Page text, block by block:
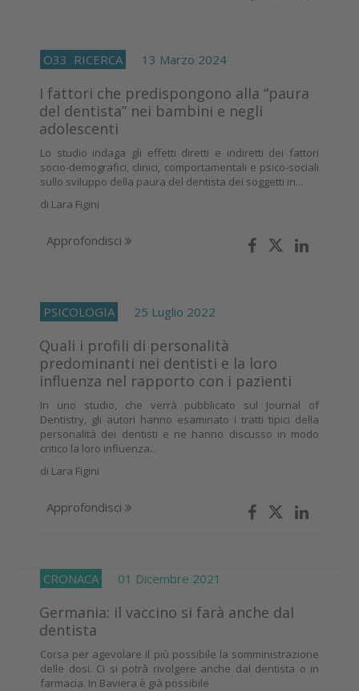
O33 RICERCA 13 Marzo 2024
I fattori che predispongono alla “paura
del dentista” nei bambini e negli
adolescenti
Lo studio indaga gli effetti diretti e indiretti dei fattori
socio-demografici, clinici, comportamentali e psico-sociali
sullo sviluppo della paura del dentista dei soggetti in...
di Lara Figini
Approfondisci
PSICOLOGIA 25 Luglio 2022
Quali i profili di personalità
predominanti nei dentisti e la loro
influenza nel rapporto con i pazienti
In uno studio, che verrà pubblicato sul Journal of
Dentistry, gli autori hanno esaminato i tratti tipici della
personalità dei dentisti e ne hanno discusso in modo
critico la loro influenza...
di Lara Figini
Approfondisci
CRONACA 01 Dicembre 2021
Germania: il vaccino si farà anche dal
dentista
Corsa per agevolare il più possibile la somministrazione
delle dosi. Ci si potrà rivolgere anche dal dentista o in
farmacia. In Baviera è già possibile